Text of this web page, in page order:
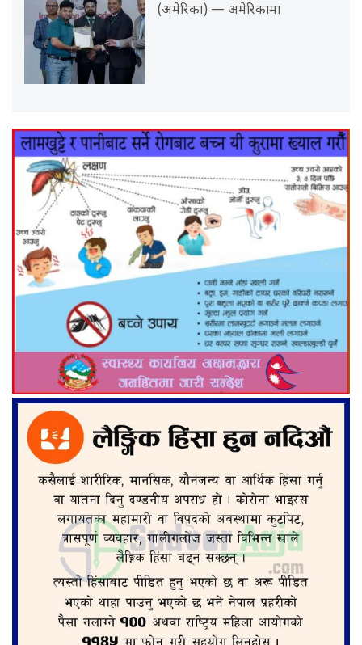
(अमेरिका) — अमेरिकामा